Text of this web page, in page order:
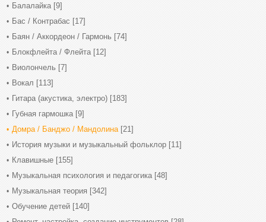
Балалайка [9]
Бас / Контрабас [17]
Баян / Аккордеон / Гармонь [74]
Блокфлейта / Флейта [12]
Виолончель [7]
Вокал [113]
Гитара (акустика, электро) [183]
Губная гармошка [9]
Домра / Банджо / Мандолина [21]
История музыки и музыкальный фольклор [11]
Клавишные [155]
Музыкальная психология и педагогика [48]
Музыкальная теория [342]
Обучение детей [140]